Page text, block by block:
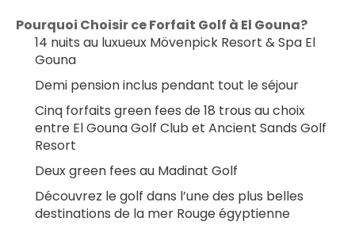
Pourquoi Choisir ce Forfait Golf à El Gouna?
14 nuits au luxueux Mövenpick Resort & Spa El
Gouna
Demi pension inclus pendant tout le séjour
Cinq forfaits green fees de 18 trous au choix
entre El Gouna Golf Club et Ancient Sands Golf
Resort
Deux green fees au Madinat Golf
Découvrez le golf dans l’une des plus belles
destinations de la mer Rouge égyptienne